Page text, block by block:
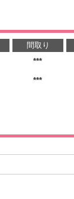
間取り
***
***